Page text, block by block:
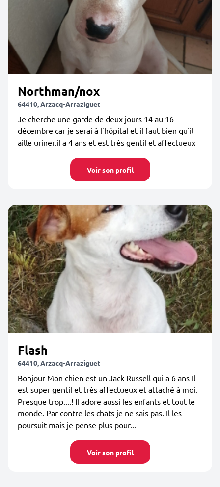
Northman/nox
64410, Arzacq-Arraziguet
Je cherche une garde de deux jours 14 au 16
décembre car je serai à l'hôpital et il faut bien qu'il
aille uriner.il a 4 ans et est très gentil et affectueux
Voir son profil
Flash
64410, Arzacq-Arraziguet
Bonjour Mon chien est un Jack Russell qui a 6 ans Il
est super gentil et très affectueux et attaché à moi.
Presque trop....! Il adore aussi les enfants et tout le
monde. Par contre les chats je ne sais pas. Il les
poursuit mais je pense plus pour...
Voir son profil